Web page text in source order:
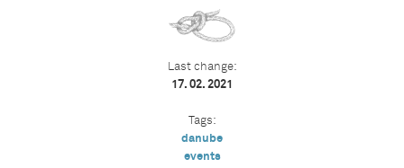
Last change:
17. 02. 2021
Tags:
danube
events